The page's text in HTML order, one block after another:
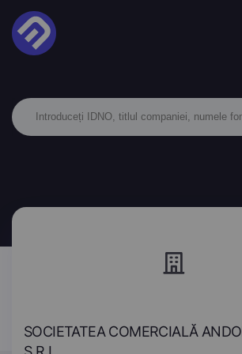
SOCIETATEA COMERCIALĂ